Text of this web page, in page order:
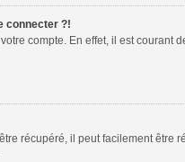
connecter ?!
compte. En effet, il est
récupéré, il peut facilement